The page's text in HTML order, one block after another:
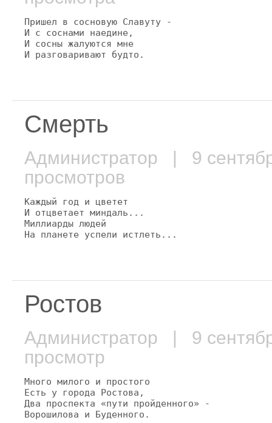
Пришел в сосновую Славуту -
И с соснами наедине,
И сосны жалуются мне
И разговаривают будто.
Смерть
Администратор | 9
просмотров
Каждый год и цветет
И отцветает миндаль...
Миллиарды людей
На планете успели истлеть...
Ростов
Администратор | 9
просмотр
Много милого и простого
Есть у города Ростова,
Два проспекта «пути пройденного» -
Ворошилова и Буденного.